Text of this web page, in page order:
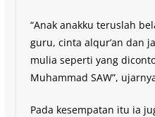
“Anak anakku teruslah
guru, cinta alqur’an dan
mulia seperti yang
Muhammad SAW”,
Pada kesempatan itu ia